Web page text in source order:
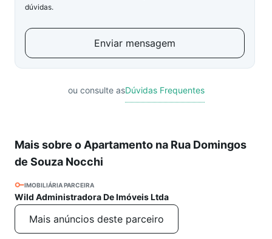
dúvidas.
Enviar mensagem
ou consulte asDúvidas Frequentes
Mais sobre o Apartamento na Rua Domingos
de Souza Nocchi
IMOBILIÁRIA PARCEIRA
Wild Administradora De Imóveis Ltda
Mais anúncios deste parceiro